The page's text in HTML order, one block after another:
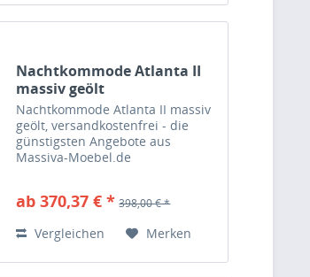
Nachtkommode Atlanta II
massiv geölt
Nachtkommode Atlanta II massiv
geölt, versandkostenfrei - die
günstigsten Angebote aus
Massiva-Moebel.de
ab 370,37 € * 398,00 € *
Vergleichen Merken